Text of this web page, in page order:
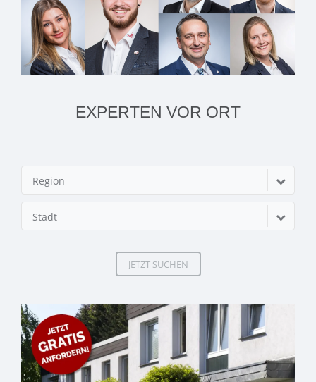
EXPERTEN VOR ORT
Region
Stadt
JETZT SUCHEN